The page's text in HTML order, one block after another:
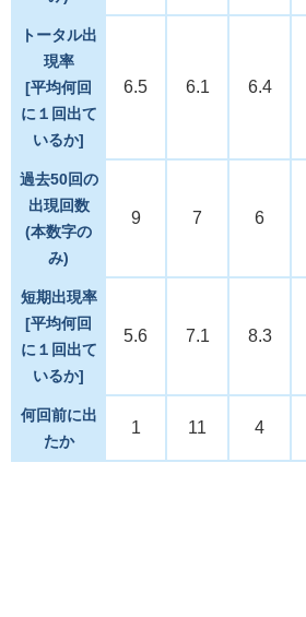
トータル出
現率
[平均何回
に１回出て
いるか]
6.5 6.1 6.4
過去50回の
出現回数
(本数字の
み)
9 7 6
短期出現率
[平均何回
に１回出て
いるか]
5.6 7.1 8.3
何回前に出
たか
1 11 4